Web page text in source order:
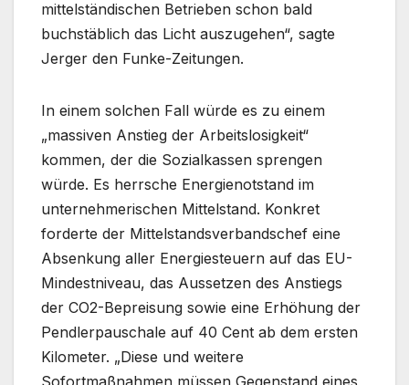
mittelständischen Betrieben schon bald
buchstäblich das Licht auszugehen“, sagte
Jerger den Funke-Zeitungen.
In einem solchen Fall würde es zu einem
„massiven Anstieg der Arbeitslosigkeit“
kommen, der die Sozialkassen sprengen
würde. Es herrsche Energienotstand im
unternehmerischen Mittelstand. Konkret
forderte der Mittelstandsverbandschef eine
Absenkung aller Energiesteuern auf das EU-
Mindestniveau, das Aussetzen des Anstiegs
der CO2-Bepreisung sowie eine Erhöhung der
Pendlerpauschale auf 40 Cent ab dem ersten
Kilometer. „Diese und weitere